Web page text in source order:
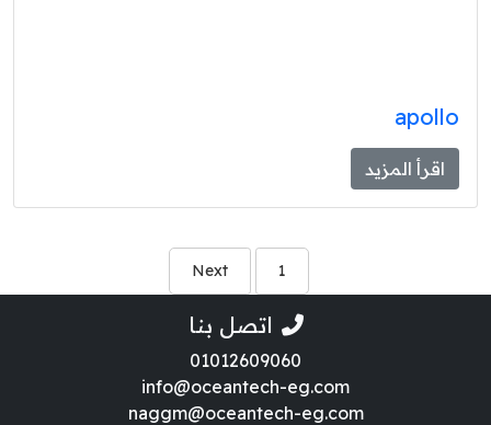
apollo
اقرأ المزيد
1
Next
اتصل بنا
01012609060
info@oceantech-eg.com
naggm@oceantech-eg.com